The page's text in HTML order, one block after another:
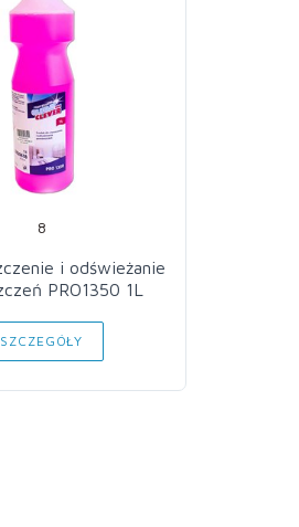
8
i odświeżanie
PRO1350 1L
SZCZEGÓŁY